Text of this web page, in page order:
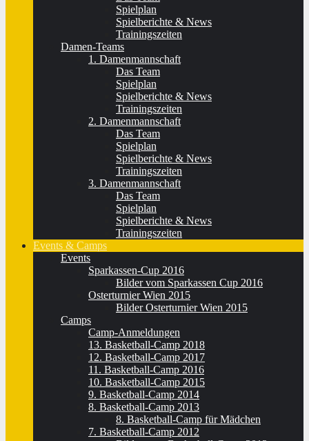
Spielplan
Spielberichte & News
Trainingszeiten
Damen-Teams
1. Damenmannschaft
Das Team
Spielplan
Spielberichte & News
Trainingszeiten
2. Damenmannschaft
Das Team
Spielplan
Spielberichte & News
Trainingszeiten
3. Damenmannschaft
Das Team
Spielplan
Spielberichte & News
Trainingszeiten
Events & Camps
Events
Sparkassen-Cup 2016
Bilder vom Sparkassen Cup 2016
Osterturnier Wien 2015
Bilder Osterturnier Wien 2015
Camps
Camp-Anmeldungen
13. Basketball-Camp 2018
12. Basketball-Camp 2017
11. Basketball-Camp 2016
10. Basketball-Camp 2015
9. Basketball-Camp 2014
8. Basketball-Camp 2013
8. Basketball-Camp für Mädchen
7. Basketball-Camp 2012